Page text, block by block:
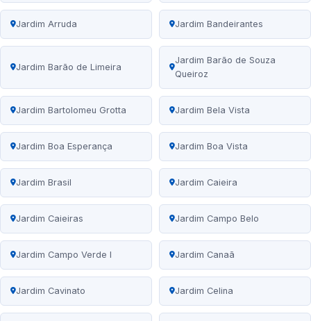
Jardim Arruda Jardim Bandeirantes
Jardim Barão de Limeira
Jardim Barão de Souza
Queiroz
Jardim Bartolomeu Grotta Jardim Bela Vista
Jardim Boa Esperança Jardim Boa Vista
Jardim Brasil Jardim Caieira
Jardim Caieiras Jardim Campo Belo
Jardim Campo Verde I Jardim Canaã
Jardim Cavinato Jardim Celina